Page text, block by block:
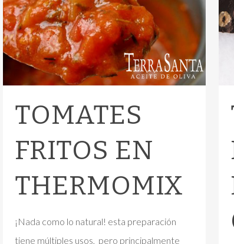
TOMATES
FRITOS EN
THERMOMIX
¡Nada como lo natural! esta preparación
tiene múltiples usos, pero principalmente